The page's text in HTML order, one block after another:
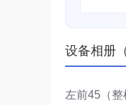
设备相册
左前45（整